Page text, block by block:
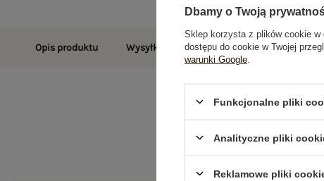
Opis produktu Wysyłka i dostawa Zwroty i reklamacje
Dbamy o Twoją
Sklep korzysta z plików cookie w
dostępu do cookie w Twojej
warunki Google
Funkcjonalne pliki
Analityczne pliki
Reklamowe pliki